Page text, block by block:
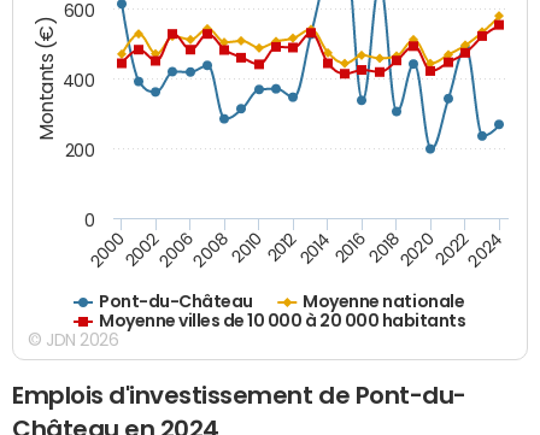
Montants (€)
Pont-du-Château
Moyenne nationale
Moyenne villes de 10 000 à 20 000 habitants
20002002200620082010 2012201420162018202020222024
0
200
400
600
© JDN 2026
Emplois d'investissement de Pont-du-
Château en 2024